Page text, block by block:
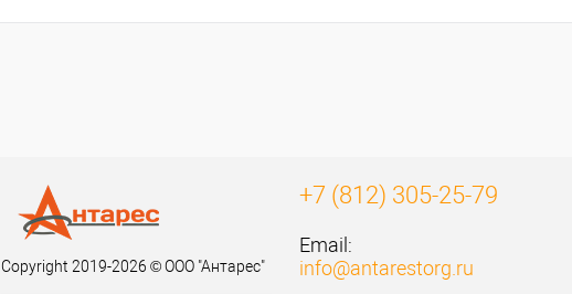
Copyright 2019-2026 © ООО "Антарес"
+7 (812) 305-25-79
Email:
info@antarestorg.ru